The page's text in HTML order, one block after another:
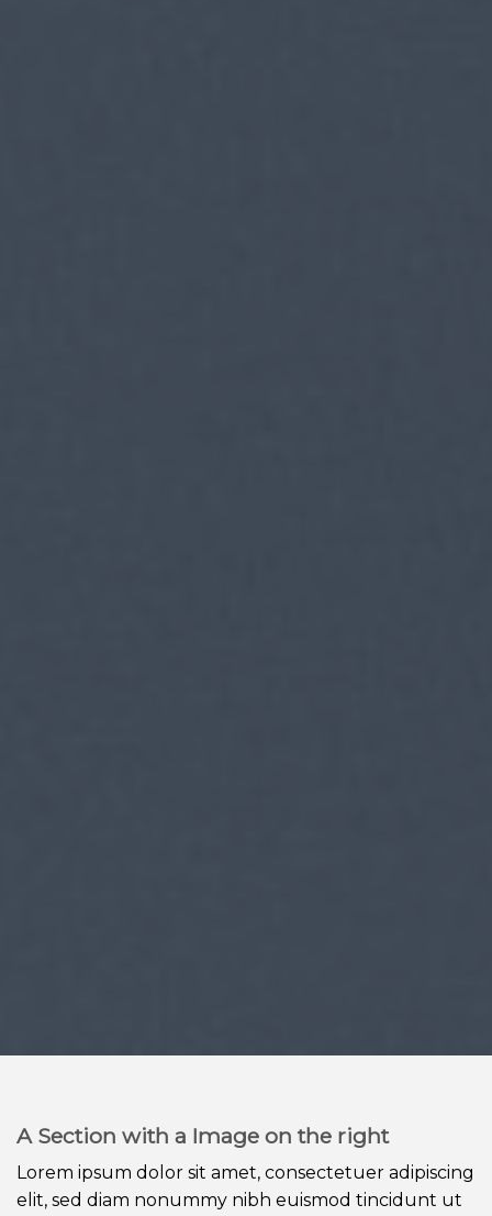
A Section with a Image on the right
Lorem ipsum dolor sit amet, consectetuer adipiscing
elit, sed diam nonummy nibh euismod tincidunt ut